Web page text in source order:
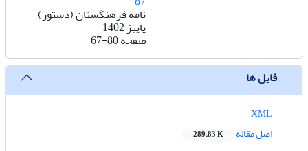
نامه فرهنگستان (دستور)
پاییز 1402
صفحه67-80
فایل ها
اصل مقاله
289.83 K